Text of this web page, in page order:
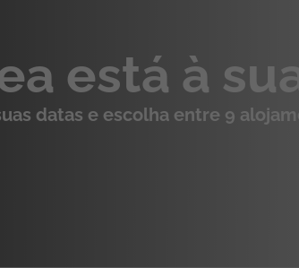
Cruzeiros
está à
datas e escolha entre 9